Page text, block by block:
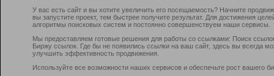
У вас есть сайт и вы хотите увеличить его посещаемость? Начните
вы запустите проект, тем быстрее получите результат. Для достижения
алгоритмы поисковых систем и постоянно совершенствуем наши сервисы.
Мы предоставляем готовые решения для работы со ссылками: Поиск
Биржу ссылок. Где бы не появились ссылки на ваш сайт, здесь вы всегда
улучшить эффективность продвижения.
Используйте все возможности наших сервисов и обеспечьте рост вашего